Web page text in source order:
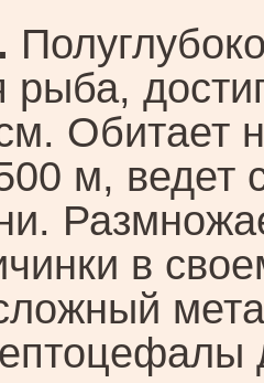
рыба,
Обитает
м, ведет
в